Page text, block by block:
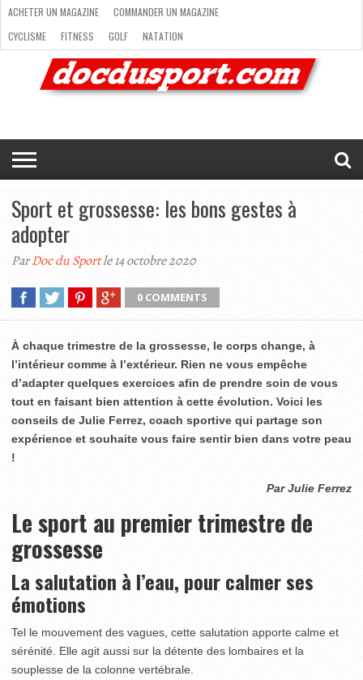
ACHETER
MAGAZINE
COMMANDER
UN
MAGAZINE
CYCLISME
FITNESS
GOLF
NATATION
RANDONNÉE
RUNNING
SKI
TRAIL
RUNNING
TRIATHLON
VOILE
NEWSLETTER
MAG’
EN
LIGNE
NOUS
CONTACTER
ACHETER UN MAGAZINE
COMMANDER UN MAGAZINE
CYCLISME
FITNESS GOLF
NATATION
RANDONNÉE
RUNNING SKI
TRAIL RUNNING
TRIATHLON
VOILE NEWSLETTER
MAG’ EN LIGNE
Sport et grossesse: les bons gestes à
adopter
ParDoc du Sportle 14 octobre 2020
0 COMMENTS
À chaque trimestre de la grossesse, le corps change, à
l’intérieur comme à l’extérieur. Rien ne vous empêche
d’adapter quelques exercices afin de prendre soin de vous
tout en faisant bien attention à cette évolution. Voici les
conseils de Julie Ferrez, coach sportive qui partage son
expérience et souhaite vous faire sentir bien dans votre peau
!
Par Julie Ferrez
Le sport au premier trimestre de
grossesse
La salutation à l’eau, pour calmer ses
émotions
Tel le mouvement des vagues, cette salutation apporte calme et
sérénité. Elle agit aussi sur la détente des lombaires et la
souplesse de la colonne vertébrale.